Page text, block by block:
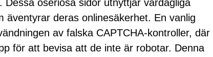
oseriösa sidor utnyttjar vardagliga
deras onlinesäkerhet. En vanlig
av falska CAPTCHA-kontroller, där
för att bevisa att de inte är robotar. Denna